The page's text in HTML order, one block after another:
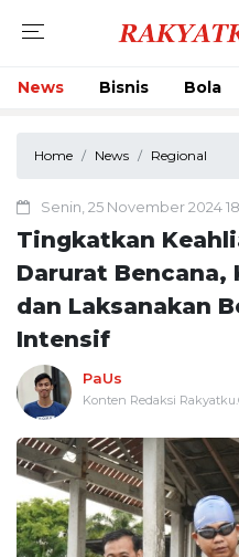
News Bisnis Bola
Home News Regional
Senin, 25 November 2024
Tingkatkan
Darurat Bencana,
dan Laksanakan
Intensif
PaUs
Konten Redaksi